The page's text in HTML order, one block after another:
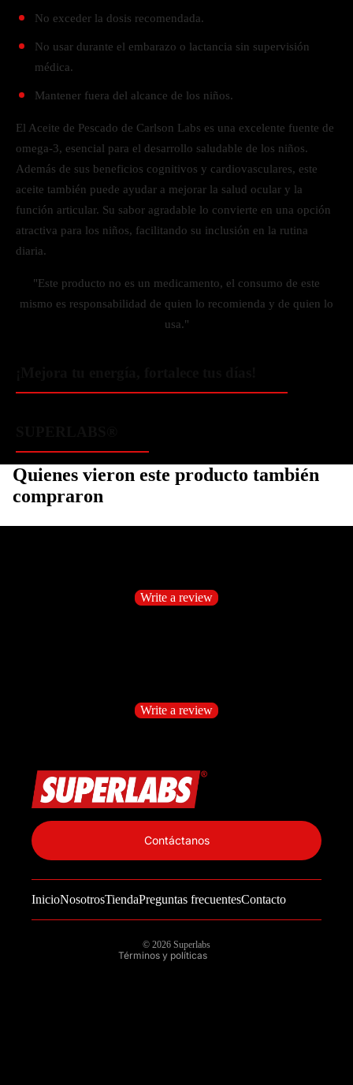
No exceder la dosis recomendada.
No usar durante el embarazo o lactancia sin supervisión
médica.
Mantener fuera del alcance de los niños.
El Aceite de Pescado de Carlson Labs es una excelente fuente de
omega-3, esencial para el desarrollo saludable de los niños.
Además de sus beneficios cognitivos y cardiovasculares, este
aceite también puede ayudar a mejorar la salud ocular y la
función articular. Su sabor agradable lo convierte en una opción
atractiva para los niños, facilitando su inclusión en la rutina
diaria.
"Este producto no es un medicamento, el consumo de este
mismo es responsabilidad de quien lo recomienda y de quien lo
usa."
Quienes vieron este producto también
compraron
Write a review
Write a review
InicioNosotrosTiendaPreguntas frecuentesContacto
Contáctanos
© 2026 Superlabs
Términos y políticas
Información de contacto
Política de reembolso
Términos del servicio
Política de envío